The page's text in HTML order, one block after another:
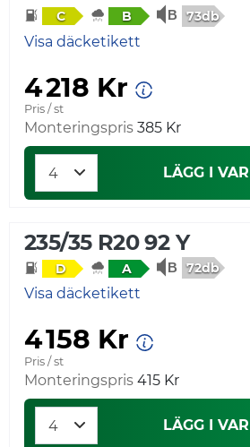
C B 73db
Visa däcketikett
4 218 Kr
Pris / st
Monteringspris 385 Kr
LÄGG I
235/35 R20 92 Y
D A 72db
Visa däcketikett
4 158 Kr
Pris / st
Monteringspris 415 Kr
LÄGG I